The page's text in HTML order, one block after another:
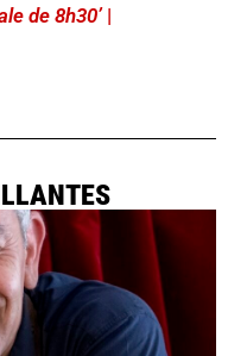
de 8h30’|